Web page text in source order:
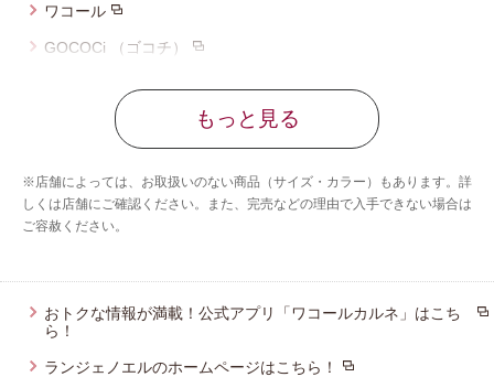
ワコール
GOCOCi （ゴコチ）
もっと見る
※店舗によっては、お取扱いのない商品（サイズ・カラー）もあります。詳
しくは店舗にご確認ください。また、完売などの理由で入手できない場合は
ご容赦ください。
おトクな情報が満載！公式アプリ「ワコールカルネ」はこち
ら！
ランジェノエルのホームページはこちら！